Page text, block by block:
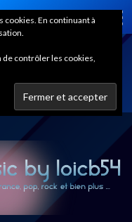
cookies. En continuant à
de contrôler les cookies,